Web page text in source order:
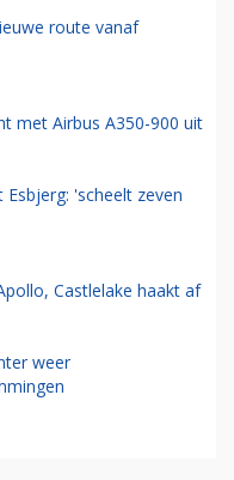
route vanaf
met Airbus A350-900 uit
'scheelt zeven
Castlelake haakt af
weer